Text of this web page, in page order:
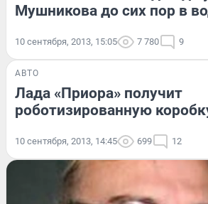
Мушникова до сих пор в
10 сентября, 2013, 15:05 7 780 9
АВТО
Лада «Приора» получит
роботизированную
10 сентября, 2013, 14:45 699 12